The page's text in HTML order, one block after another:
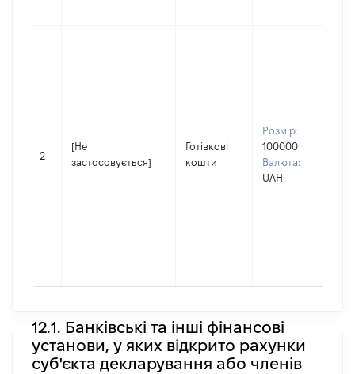
2
[Не
застосовується]
Готівкові
кошти
Розмір:
100000
Валюта:
UAH
12.1. Банківські та інші фінансові
установи, у яких відкрито рахунки
суб'єкта декларування або членів